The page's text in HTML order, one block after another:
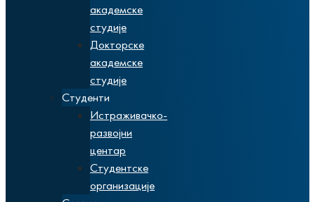
академске
студије
Докторске
академске
студије
Студенти
Истраживачко-
развојни
центар
Студентске
организације